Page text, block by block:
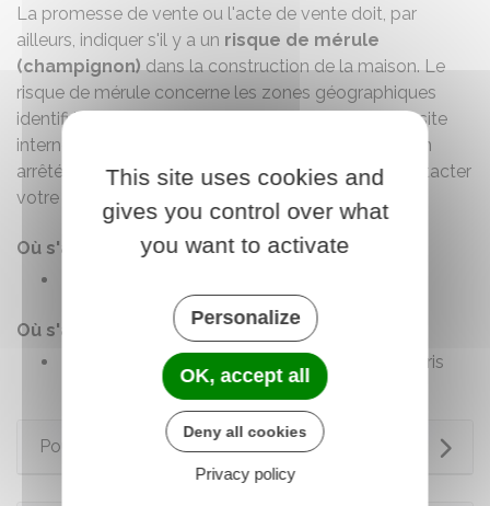
La promesse de vente ou l'acte de vente doit, par
ailleurs, indiquer s'il y a un risque de mérule
(champignon)dans la construction de la maison. Le
risque de mérule concerne les zones géographiques
identifiées par un arrêté. Vous pouvez consulter le site
internet de votre préfecture pour savoir s'il existe un
arrêté identifiant ce risque. Sinon, vous pouvez contacter
votre préfecture.
Où s'adresser ?
Où s'adresser ?
Préfecture de région - Île-de-France et Paris
Pour en savoir plus
This site uses cookies and
gives you control over what
you want to activate
Personalize
OK, accept all
Deny all cookies
Privacy policy